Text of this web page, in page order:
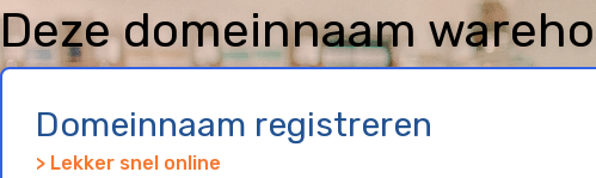
Deze domeinnaam
geregistreerd en
Domeinnaam registreren
> Lekker snel online